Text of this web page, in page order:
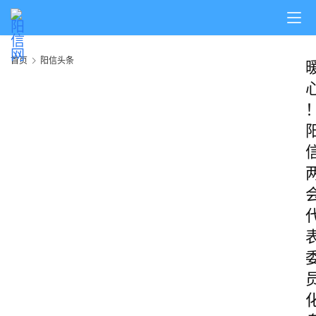
首页 阳信头条